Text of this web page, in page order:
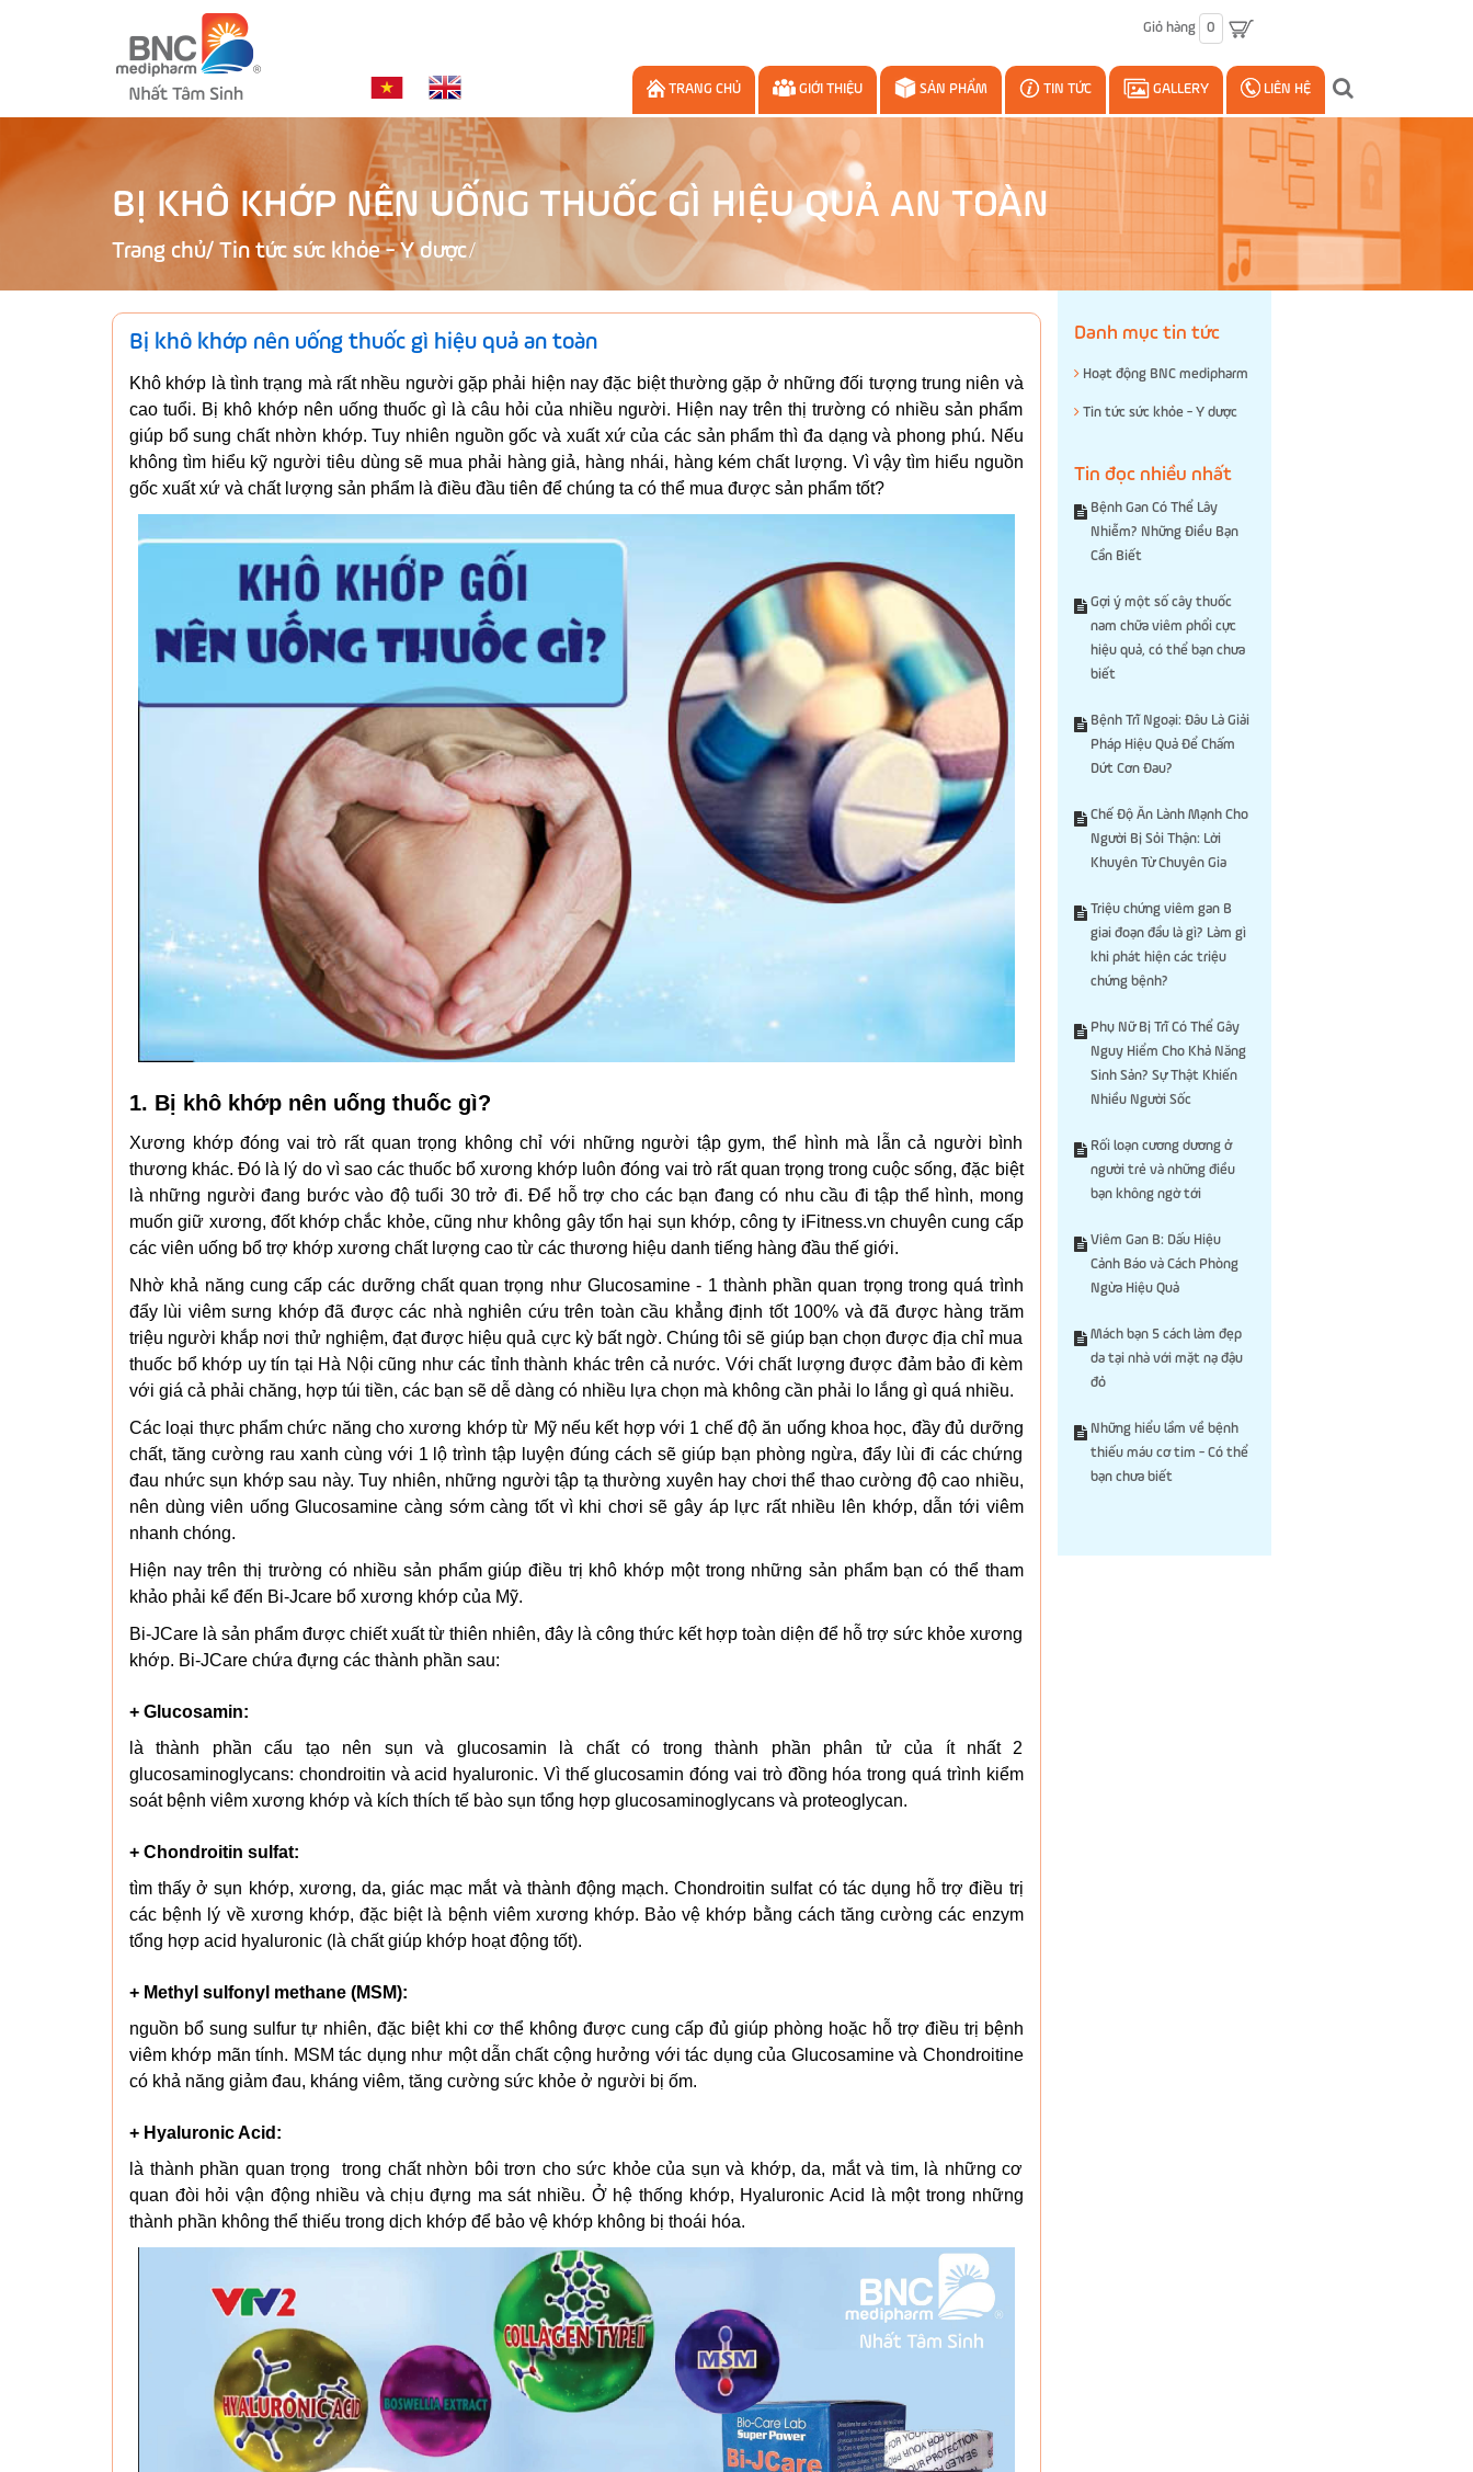
Giỏ hàng 0
TRANG CHỦ GIỚI THIỆU SẢN PHẨM TIN TỨC GALLERY LIÊN HỆ
BỊ KHÔ KHỚP NÊN UỐNG THUỐC GÌ HIỆU QUẢ AN TOÀN
Trang chủ/ Tin tức sức khỏe - Y dược
Bị khô khớp nên uống thuốc gì hiệu quả an toàn
Khô khớp là tình trạng mà rất nhều người gặp phải hiện nay đặc biệt thường gặp ở những đối tượng trung niên và
cao tuổi. Bị khô khớp nên uống thuốc gì là câu hỏi của nhiều người. Hiện nay trên thị trường có nhiều sản phẩm
giúp bổ sung chất nhờn khớp. Tuy nhiên nguồn gốc và xuất xứ của các sản phẩm thì đa dạng và phong phú. Nếu
không tìm hiểu kỹ người tiêu dùng sẽ mua phải hàng giả, hàng nhái, hàng kém chất lượng. Vì vậy tìm hiểu nguồn
gốc xuất xứ và chất lượng sản phẩm là điều đầu tiên để chúng ta có thể mua được sản phẩm tốt?
1. Bị khô khớp nên uống thuốc gì?
Xương khớp đóng vai trò rất quan trọng không chỉ với những người tập gym, thể hình mà lẫn cả người bình
thương khác. Đó là lý do vì sao các thuốc bổ xương khớp luôn đóng vai trò rất quan trọng trong cuộc sống, đặc biệt
là những người đang bước vào độ tuổi 30 trở đi. Để hỗ trợ cho các bạn đang có nhu cầu đi tập thể hình, mong
muốn giữ xương, đốt khớp chắc khỏe, cũng như không gây tổn hại sụn khớp, công ty iFitness.vn chuyên cung cấp
các viên uống bổ trợ khớp xương chất lượng cao từ các thương hiệu danh tiếng hàng đầu thế giới.
Nhờ khả năng cung cấp các dưỡng chất quan trọng như Glucosamine - 1 thành phần quan trọng trong quá trình
đẩy lùi viêm sưng khớp đã được các nhà nghiên cứu trên toàn cầu khẳng định tốt 100% và đã được hàng trăm
triệu người khắp nơi thử nghiệm, đạt được hiệu quả cực kỳ bất ngờ. Chúng tôi sẽ giúp bạn chọn được địa chỉ mua
thuốc bổ khớp uy tín tại Hà Nội cũng như các tỉnh thành khác trên cả nước. Với chất lượng được đảm bảo đi kèm
với giá cả phải chăng, hợp túi tiền, các bạn sẽ dễ dàng có nhiều lựa chọn mà không cần phải lo lắng gì quá nhiều.
Các loại thực phẩm chức năng cho xương khớp từ Mỹ nếu kết hợp với 1 chế độ ăn uống khoa học, đầy đủ dưỡng
chất, tăng cường rau xanh cùng với 1 lộ trình tập luyện đúng cách sẽ giúp bạn phòng ngừa, đẩy lùi đi các chứng
đau nhức sụn khớp sau này. Tuy nhiên, những người tập tạ thường xuyên hay chơi thể thao cường độ cao nhiều,
nên dùng viên uống Glucosamine càng sớm càng tốt vì khi chơi sẽ gây áp lực rất nhiều lên khớp, dẫn tới viêm
nhanh chóng.
Hiện nay trên thị trường có nhiều sản phẩm giúp điều trị khô khớp một trong những sản phẩm bạn có thể tham
khảo phải kể đến Bi-Jcare bổ xương khớp của Mỹ.
Bi-JCare là sản phẩm được chiết xuất từ thiên nhiên, đây là công thức kết hợp toàn diện để hỗ trợ sức khỏe xương
khớp. Bi-JCare chứa đựng các thành phần sau:
+ Glucosamin:
là thành phần cấu tạo nên sụn và glucosamin là chất có trong thành phần phân tử của ít nhất 2
glucosaminoglycans: chondroitin và acid hyaluronic. Vì thế glucosamin đóng vai trò đồng hóa trong quá trình kiểm
soát bệnh viêm xương khớp và kích thích tế bào sụn tổng hợp glucosaminoglycans và proteoglycan.
+ Chondroitin sulfat:
tìm thấy ở sụn khớp, xương, da, giác mạc mắt và thành động mạch. Chondroitin sulfat có tác dụng hỗ trợ điều trị
các bệnh lý về xương khớp, đặc biệt là bệnh viêm xương khớp. Bảo vệ khớp bằng cách tăng cường các enzym
tổng hợp acid hyaluronic (là chất giúp khớp hoạt động tốt).
+ Methyl sulfonyl methane (MSM):
nguồn bổ sung sulfur tự nhiên, đặc biệt khi cơ thể không được cung cấp đủ giúp phòng hoặc hỗ trợ điều trị bệnh
viêm khớp mãn tính. MSM tác dụng như một dẫn chất cộng hưởng với tác dụng của Glucosamine và Chondroitine
có khả năng giảm đau, kháng viêm, tăng cường sức khỏe ở người bị ốm.
+ Hyaluronic Acid:
là thành phần quan trọng trong chất nhờn bôi trơn cho sức khỏe của sụn và khớp, da, mắt và tim, là những cơ
quan đòi hỏi vận động nhiều và chịu đựng ma sát nhiều. Ở hệ thống khớp, Hyaluronic Acid là một trong những
thành phần không thể thiếu trong dịch khớp để bảo vệ khớp không bị thoái hóa.
Danh mục tin tức
Hoạt động BNC medipharm
Tin tức sức khỏe - Y dược
Tin đọc nhiều nhất
Bệnh Gan Có Thể Lây
Nhiễm? Những Điều Bạn
Cần Biết
Gợi ý một số cây thuốc
nam chữa viêm phổi cực
hiệu quả, có thể bạn chưa
biết
Bệnh Trĩ Ngoại: Đâu Là Giải
Pháp Hiệu Quả Để Chấm
Dứt Cơn Đau?
Chế Độ Ăn Lành Mạnh Cho
Người Bị Sỏi Thận: Lời
Khuyên Từ Chuyên Gia
Triệu chứng viêm gan B
giai đoạn đầu là gì? Làm gì
khi phát hiện các triệu
chứng bệnh?
Phụ Nữ Bị Trĩ Có Thể Gây
Nguy Hiểm Cho Khả Năng
Sinh Sản? Sự Thật Khiến
Nhiều Người Sốc
Rối loạn cương dương ở
người trẻ và những điều
bạn không ngờ tới
Viêm Gan B: Dấu Hiệu
Cảnh Báo và Cách Phòng
Ngừa Hiệu Quả
Mách bạn 5 cách làm đẹp
da tại nhà với mặt nạ đậu
đỏ
Những hiểu lầm về bệnh
thiếu máu cơ tim - Có thể
bạn chưa biết